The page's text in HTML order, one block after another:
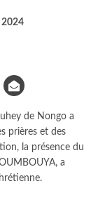
2024
de Nongo a
prières et des
la présence du
a